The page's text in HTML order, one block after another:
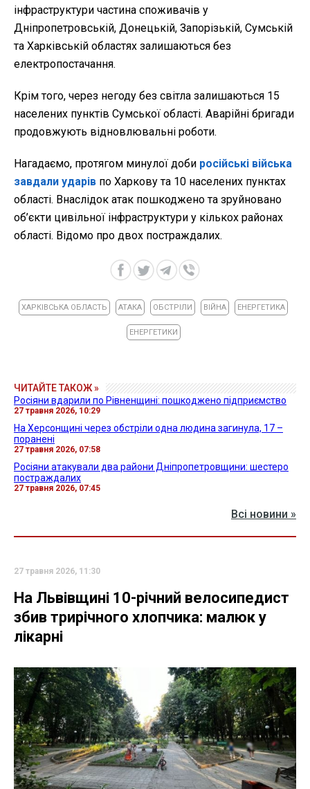
інфраструктури частина споживачів у
Дніпропетровській, Донецькій, Запорізькій, Сумській
та Харківській областях залишаються без
електропостачання.
Крім того, через негоду без світла залишаються 15
населених пунктів Сумської області. Аварійні бригади
продовжують відновлювальні роботи.
Нагадаємо, протягом минулої доби російські війська
завдали ударів по Харкову та 10 населених пунктах
області. Внаслідок атак пошкоджено та зруйновано
об’єкти цивільної інфраструктури у кількох районах
області. Відомо про двох постраждалих.
ХАРКІВСЬКА ОБЛАСТЬ АТАКА ОБСТРІЛИ ВІЙНА ЕНЕРГЕТИКА
ЕНЕРГЕТИКИ
ЧИТАЙТЕ ТАКОЖ »
Росіяни вдарили по Рівненщині: пошкоджено підприємство
27 травня 2026, 10:29
На Херсонщині через обстріли одна людина загинула, 17 –
поранені
27 травня 2026, 07:58
Росіяни атакували два райони Дніпропетровщини: шестеро
постраждалих
27 травня 2026, 07:45
Всі новини »
27 травня 2026, 11:30
На Львівщині 10-річний велосипедист
збив трирічного хлопчика: малюк у
лікарні